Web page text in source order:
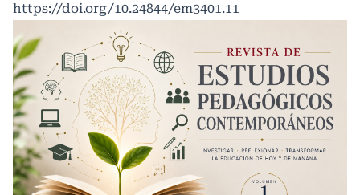
https://doi.org/10.24844/em3401.11